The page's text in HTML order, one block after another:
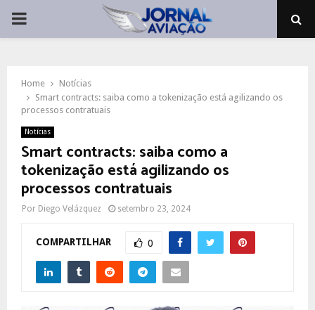
PRIMARY
Home
Notícias
Smart contracts: saiba como a tokenização está agilizando os
processos contratuais
Notícias
Smart contracts: saiba como a
tokenização está agilizando os
processos contratuais
Por Diego Velázquez setembro 23, 2024
COMPARTILHAR 0